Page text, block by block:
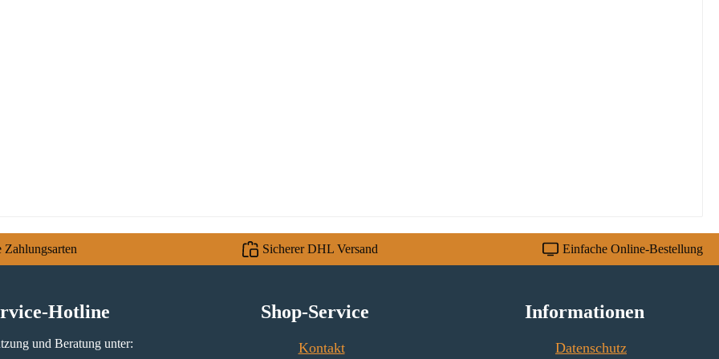
Zahlungsarten Sicherer DHL Versand Einfache Online-Bestellung
Hotline
und Beratung unter:
Shop-Service
Kontakt
Informationen
Datenschutz